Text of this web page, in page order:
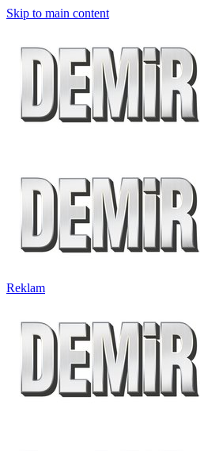
Skip to main content
Reklam